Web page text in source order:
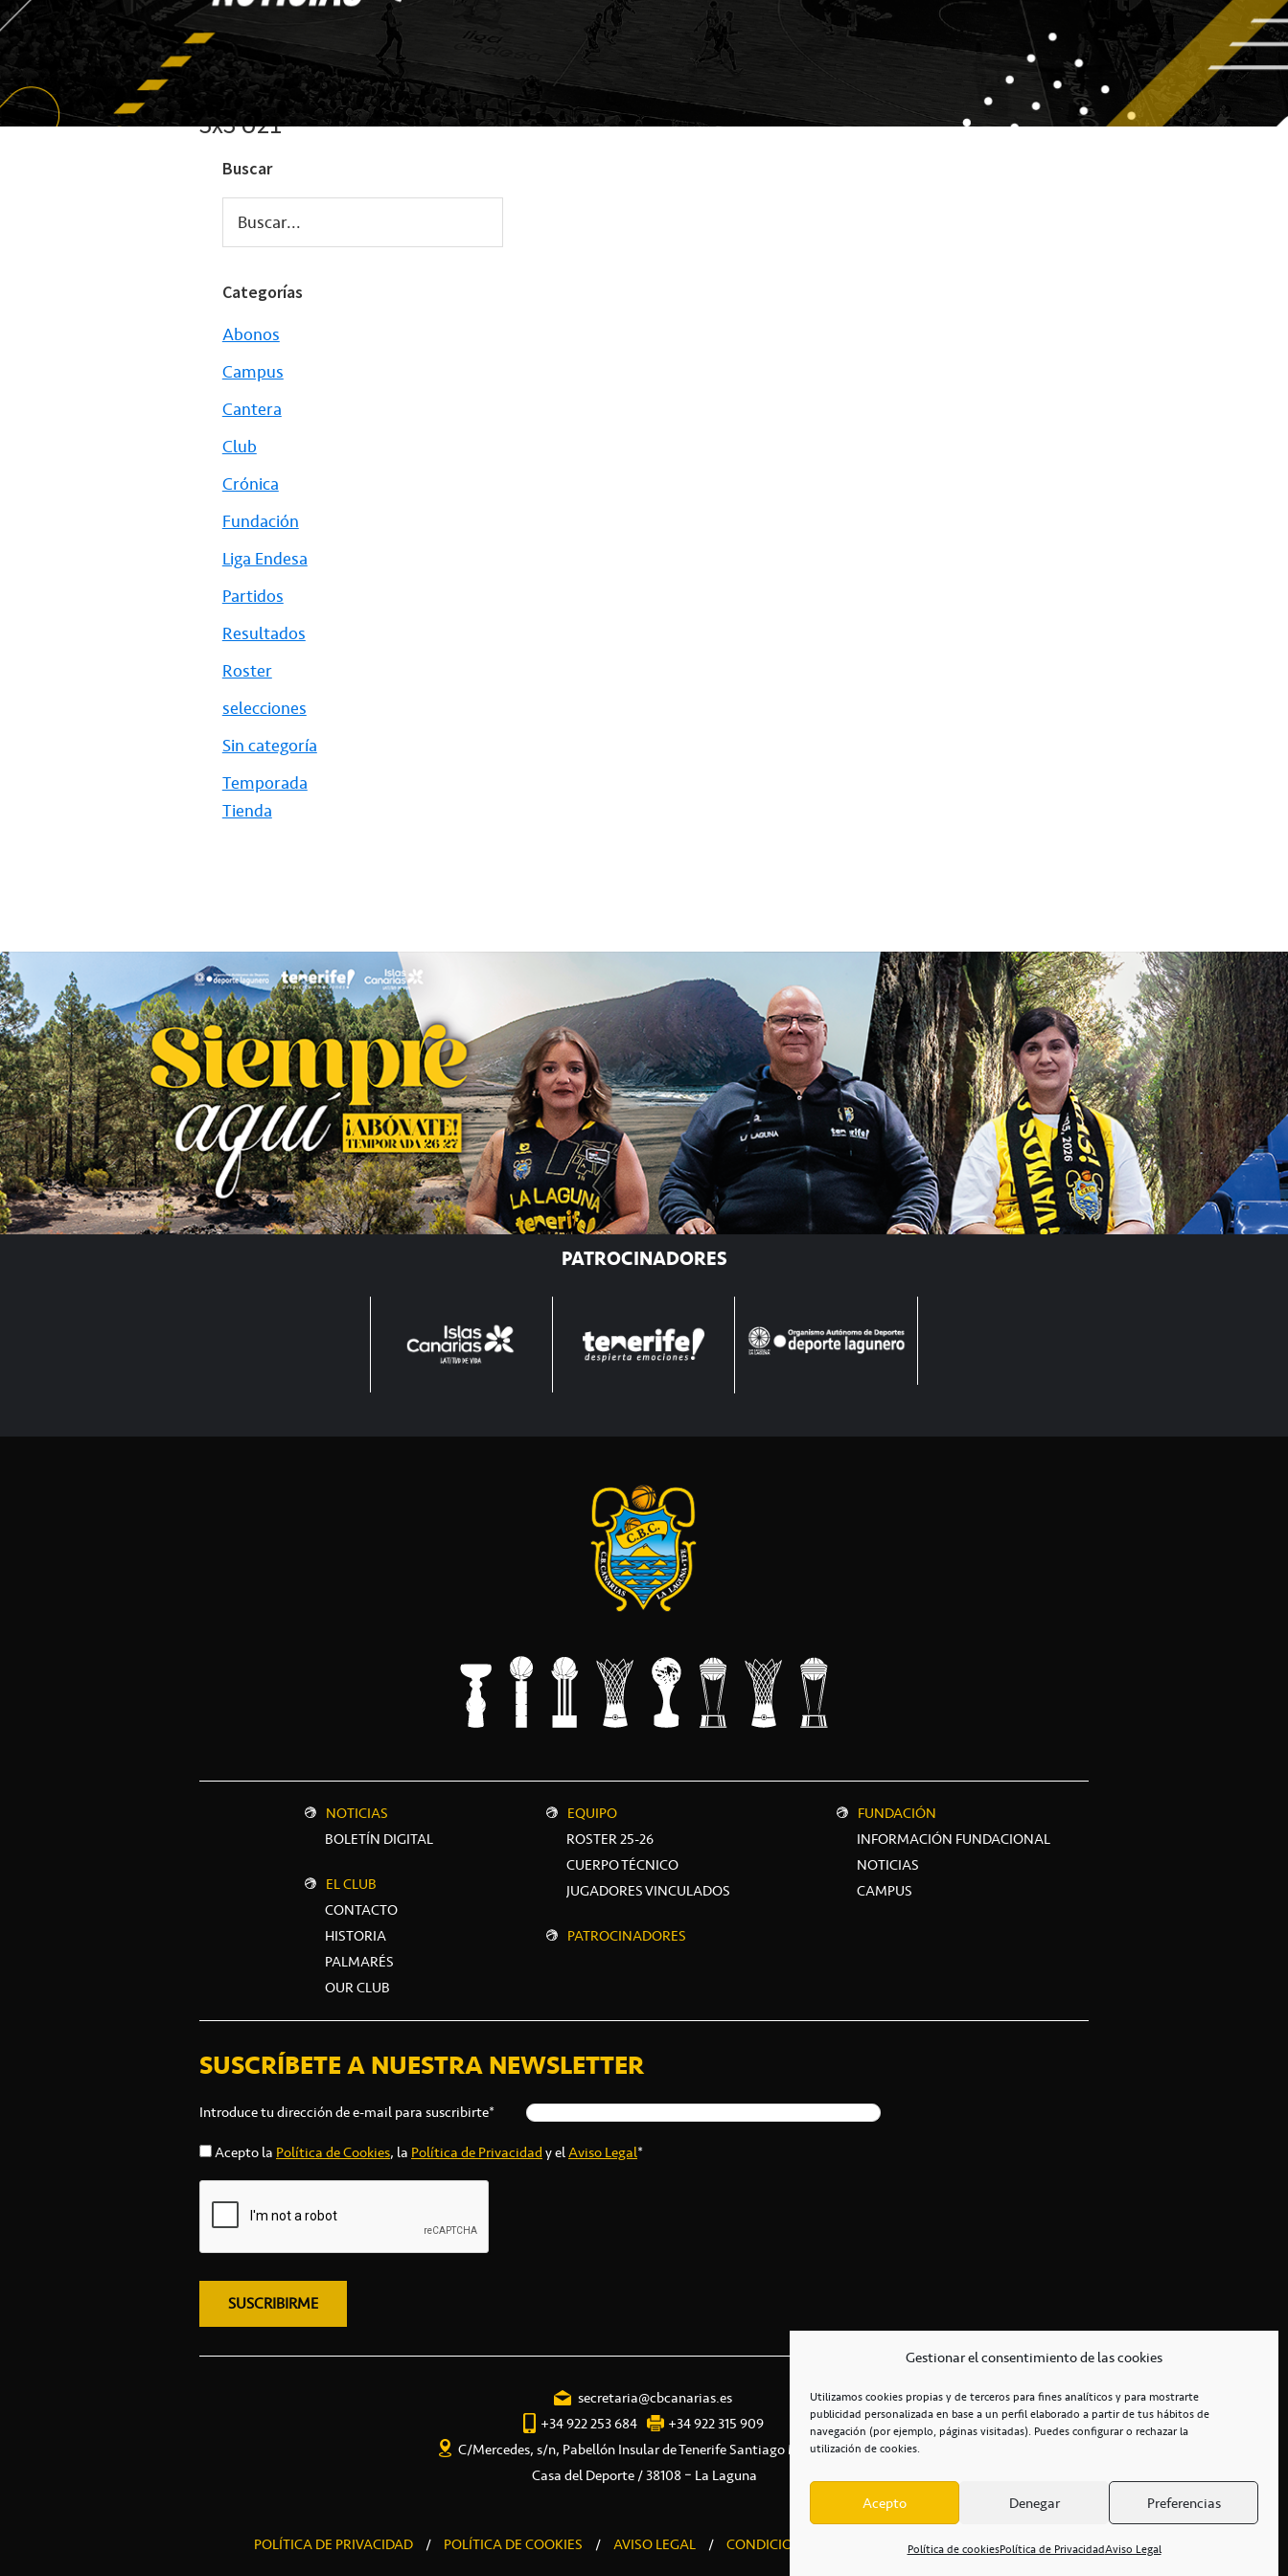
Gestionar el consentimiento de las cookies
Utilizamos cookies propias y de terceros para fines analíticos y para mostrarte
publicidad personalizada en base a un perfil elaborado a partir de tus hábitos de
navegación (por ejemplo, páginas visitadas). Puedes configurar o rechazar la
utilización de cookies.
Acepto Denegar Preferencias
Política de cookiesPolítica de PrivacidadAviso Legal
3x3 U21
Buscar
Buscar...
Categorías
Abonos
Campus
Cantera
Club
Crónica
Fundación
Liga Endesa
Partidos
Resultados
Roster
selecciones
Sin categoría
Temporada
Tienda
PATROCINADORES
NOTICIAS
BOLETÍN DIGITAL
EL CLUB
CONTACTO
HISTORIA
PALMARÉS
OUR CLUB
EQUIPO
ROSTER 25-26
CUERPO TÉCNICO
JUGADORES VINCULADOS
PATROCINADORES
FUNDACIÓN
INFORMACIÓN FUNDACIONAL
NOTICIAS
CAMPUS
SUSCRÍBETE A NUESTRA NEWSLETTER
Introduce tu dirección de e-mail para suscribirte*
Acepto la Política de Cookies, la Política de Privacidady elAviso Legal*
secretaria@cbcanarias.es
+34 922 253 684
+34 922 315 909
C/Mercedes, s/n, Pabellón Insular de Tenerife Santiago Martín
Casa del Deporte / 38108 – La Laguna
POLÍTICA DE PRIVACIDAD / POLÍTICA DE COOKIES / AVISO LEGAL / CONDICIONES COMERCIALES / ACCESIBILIDAD